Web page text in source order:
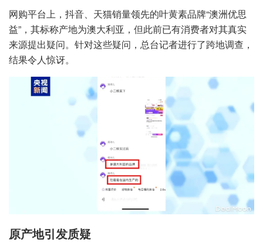
网购平台上，抖音、天猫销量领先的叶黄素品牌“澳洲优思
益”，其标称产地为澳大利亚，但此前已有消费者对其真实
来源提出疑问。针对这些疑问，总台记者进行了跨地调查，
结果令人惊讶。
原产地引发质疑